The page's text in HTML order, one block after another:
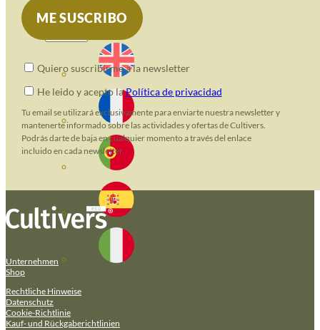
Quiero suscribirme a la newsletter
He leido y acepto laPolítica de privacidad
Tu email se utilizará exclusivamente para enviarte nuestra newsletter y
mantenerte informado sobre las actividades y ofertas de Cultivers.
Podrás darte de baja en cualquier momento a través del enlace
incluido en cada newsletter.
Unternehmen
Shop
Rechtliche Hinweise
Datenschutz
Cookie-Richtlinie
Kauf- und Rückgaberichtlinien